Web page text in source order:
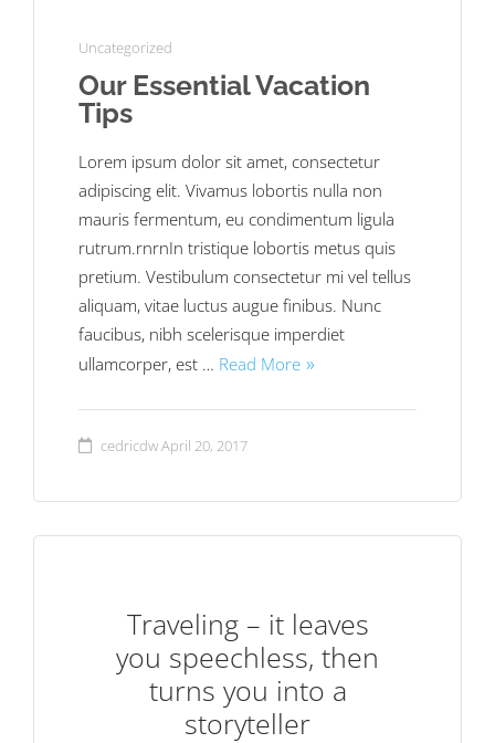
Uncategorized
Our Essential Vacation
Tips
Lorem ipsum dolor sit amet, consectetur
adipiscing elit. Vivamus lobortis nulla non
mauris fermentum, eu condimentum ligula
rutrum.rnrnIn tristique lobortis metus quis
pretium. Vestibulum consectetur mi vel tellus
aliquam, vitae luctus augue finibus. Nunc
faucibus, nibh scelerisque imperdiet
ullamcorper, est … Read More
cedricdwApril 20, 2017
Traveling – it leaves
you speechless, then
turns you into a
storyteller